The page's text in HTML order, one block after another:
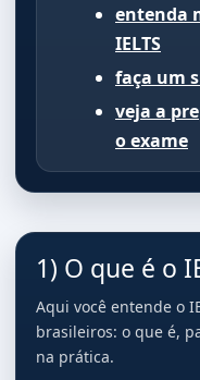
entenda
IELTS
faça um
veja a
o exame
1) O que é o
Aqui você entende o
brasileiros: o que é,
na prática.